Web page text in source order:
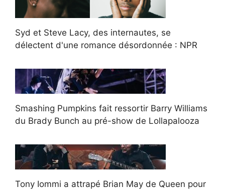
Syd et Steve Lacy, des internautes, se
délectent d'une romance désordonnée : NPR
Smashing Pumpkins fait ressortir Barry Williams
du Brady Bunch au pré-show de Lollapalooza
Tony Iommi a attrapé Brian May de Queen pour